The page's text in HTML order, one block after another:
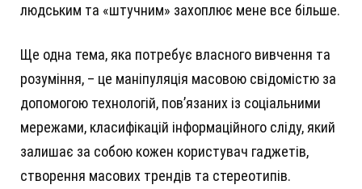
людським та «штучним» захоплює мене все більше.
Ще одна тема, яка потребує власного вивчення та
розуміння, – це маніпуляція масовою свідомістю за
допомогою технологій, пов’язаних із соціальними
мережами, класифікацій інформаційного сліду, який
залишає за собою кожен користувач гаджетів,
створення масових трендів та стереотипів.